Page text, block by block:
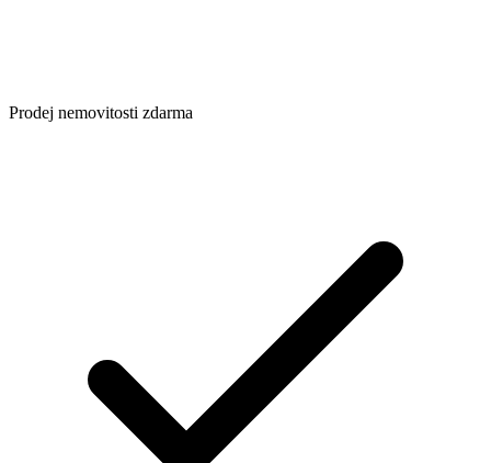
Prodej nemovitosti zdarma